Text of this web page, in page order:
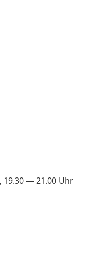
19.30 — 21.00 Uhr